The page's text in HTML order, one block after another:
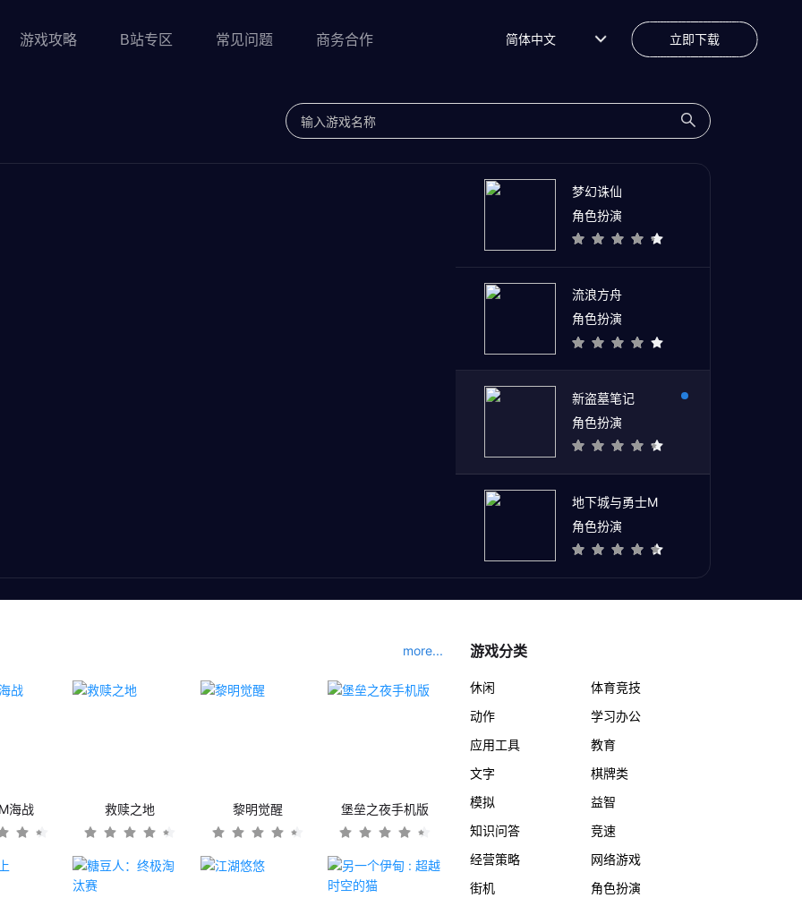
游戏攻略 B站专区 常见问题 商务合作 简体中文 立即下载
梦幻诛仙
角色扮演
流浪方舟
角色扮演
新盗墓笔记
角色扮演
地下城与勇士M
角色扮演
more...
海战 救赎之地 黎明觉醒 堡垒之夜手机版
游戏分类
休闲
体育竞技
动作
学习办公
应用工具
教育
文字
棋牌类
模拟
益智
知识问答
竞速
经营策略
网络游戏
街机
角色扮演